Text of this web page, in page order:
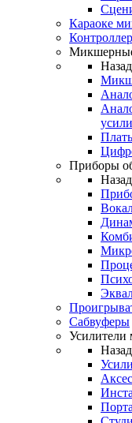
Караоке
Назад
Приборы
Назад
Сабвуферы
Усилители
Назад